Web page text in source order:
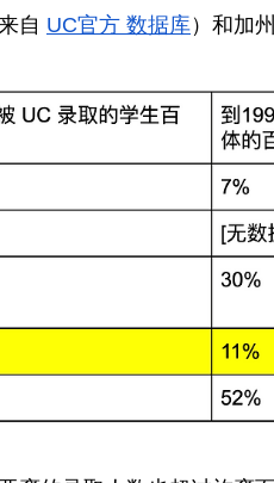
自 UC官方 数据库）和加